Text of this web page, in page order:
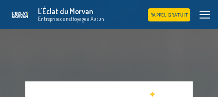
principal
L'Éclat du Morvan
Entreprise de nettoyage à Autun
RAPPEL GRATUIT